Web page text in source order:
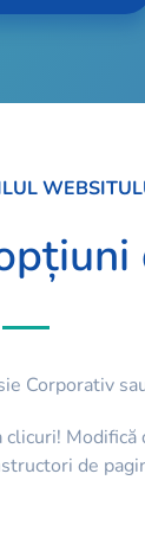
Corporativ
de